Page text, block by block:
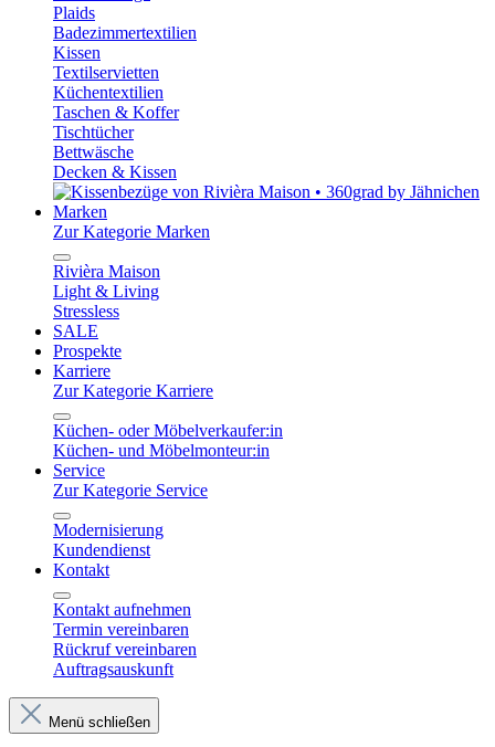
Plaids
Badezimmertextilien
Kissen
Textilservietten
Küchentextilien
Taschen & Koffer
Tischtücher
Bettwäsche
Decken & Kissen
Marken
Zur Kategorie Marken
Rivièra Maison
Light & Living
Stressless
SALE
Prospekte
Karriere
Zur Kategorie Karriere
Küchen- oder Möbelverkaufer:in
Küchen- und Möbelmonteur:in
Service
Zur Kategorie Service
Modernisierung
Kundendienst
Kontakt
Kontakt aufnehmen
Termin vereinbaren
Rückruf vereinbaren
Auftragsauskunft
Menü schließen